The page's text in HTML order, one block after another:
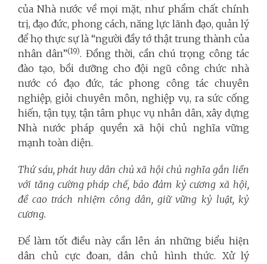
của Nhà nước về mọi mặt, như phẩm chất chính
trị, đạo đức, phong cách, năng lực lãnh đạo, quản lý
để họ thực sự là “người đầy tớ thật trung thành của
nhân dân”(19). Đồng thời, cần chú trọng công tác
đào tạo, bồi dưỡng cho đội ngũ công chức nhà
nước có đạo đức, tác phong công tác chuyên
nghiệp, giỏi chuyên môn, nghiệp vụ, ra sức cống
hiến, tận tụy, tận tâm phục vụ nhân dân, xây dựng
Nhà nước pháp quyền xã hội chủ nghĩa vững
mạnh toàn diện.
Thứ sáu, phát huy dân chủ xã hội chủ nghĩa gắn liền
với tăng cường pháp chế, bảo đảm kỷ cương xã hội,
đề cao trách nhiệm công dân, giữ vững kỷ luật, kỷ
cương.
Để làm tốt điều này cần lên án những biểu hiện
dân chủ cực đoan, dân chủ hình thức. Xử lý